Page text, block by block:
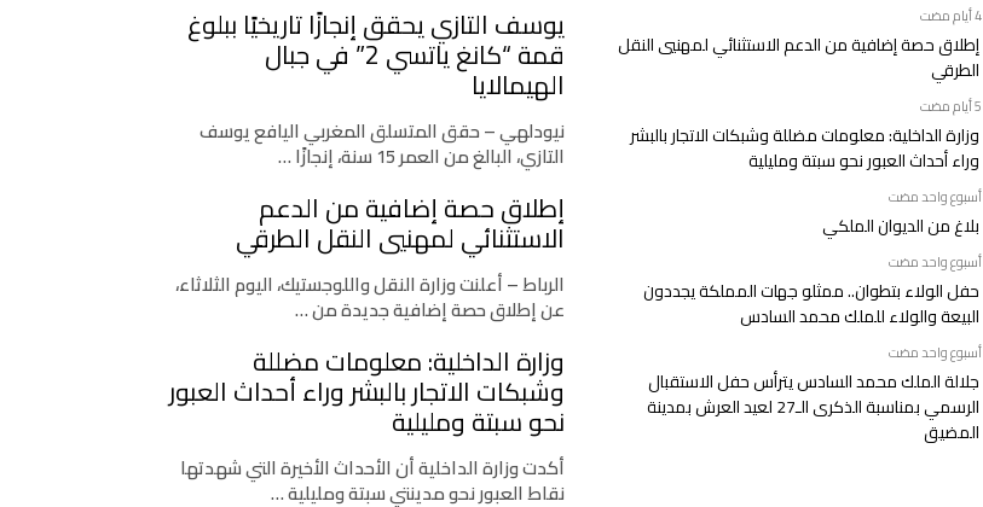
‫‫‫‏‫4 أيام مضت‬
إطلاق حصة إضافية من الدعم الاستثنائي لمهنيي النقل
الطرقي
وزارة الداخلية: معلومات مضللة وشبكات الاتجار بالبشر
وراء أحداث العبور نحو سبتة ومليلية
‫‫‫‏‫أسبوع واحد مضت‬
بلاغ من الديوان الملكي
‫‫‫‏‫أسبوع واحد مضت‬
حفل الولاء بتطوان.. ممثلو جهات المملكة يجددون
البيعة والولاء للملك محمد السادس
‫‫‫‏‫أسبوع واحد مضت‬
جلالة الملك محمد السادس يترأس حفل الاستقبال
الرسمي بمناسبة الذكرى الـ27 لعيد العرش بمدينة
المضيق
يوسف التازي يحقق إنجازًا تاريخيًا ببلوغ
قمة “كانغ ياتسي 2” في جبال
الهيمالايا
نيودلهي – حقق المتسلق المغربي اليافع يوسف
التازي، البالغ من العمر 15 سنة، إنجازًا …
إطلاق حصة إضافية من الدعم
الاستثنائي لمهنيي النقل الطرقي
الرباط – أعلنت وزارة النقل واللوجستيك، اليوم الثلاثاء،
عن إطلاق حصة إضافية جديدة من …
وزارة الداخلية: معلومات مضللة
وشبكات الاتجار بالبشر وراء أحداث العبور
نحو سبتة ومليلية
أكدت وزارة الداخلية أن الأحداث الأخيرة التي شهدتها
نقاط العبور نحو مدينتي سبتة ومليلية …